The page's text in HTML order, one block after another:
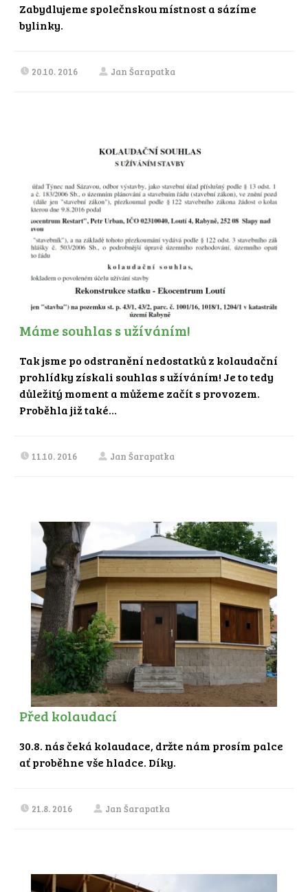
Zabydlujeme společnskou místnost a sázíme
bylinky.
20.10. 2016 Jan Šarapatka
Máme souhlas s užíváním!
Tak jsme po odstranění nedostatků z kolaudační
prohlídky získali souhlas s užíváním! Je to tedy
důležitý moment a můžeme začít s provozem.
Proběhla již také...
11.10. 2016 Jan Šarapatka
Před kolaudací
30.8. nás čeká kolaudace, držte nám prosím palce
ať proběhne vše hladce. Díky.
21.8. 2016 Jan Šarapatka